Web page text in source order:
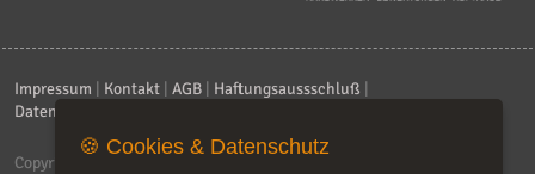
Impressum Kontakt AGB Haftungsaussschluß
Datenschutzerklärung
Copyright © 2026
🍪 Cookies & Datenschutz